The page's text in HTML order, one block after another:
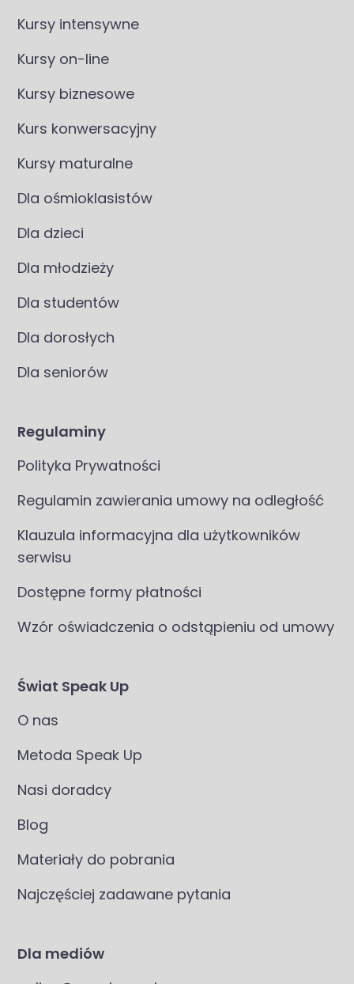
Kursy intensywne
Kursy on-line
Kursy biznesowe
Kurs konwersacyjny
Kursy maturalne
Dla ośmioklasistów
Dla dzieci
Dla młodzieży
Dla studentów
Dla dorosłych
Dla seniorów
Regulaminy
Polityka Prywatności
Regulamin zawierania umowy na odległość
Klauzula informacyjna dla użytkowników
serwisu
Dostępne formy płatności
Wzór oświadczenia o odstąpieniu od umowy
Świat Speak Up
O nas
Metoda Speak Up
Nasi doradcy
Blog
Materiały do pobrania
Najczęściej zadawane pytania
Dla mediów